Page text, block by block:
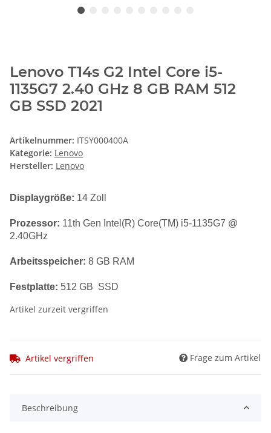
Lenovo T14s G2 Intel Core i5-
1135G7 2.40 GHz 8 GB RAM 512
GB SSD 2021
Artikelnummer: ITSY000400A
Kategorie: Lenovo
Hersteller: Lenovo
Displaygröße: 14 Zoll
Prozessor: 11th Gen Intel(R) Core(TM) i5-1135G7 @
2.40GHz
Arbeitsspeicher: 8 GB RAM
Festplatte: 512 GB SSD
Artikel zurzeit vergriffen
Artikel vergriffen Frage zum Artikel
Beschreibung